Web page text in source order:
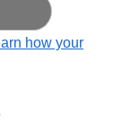
how your